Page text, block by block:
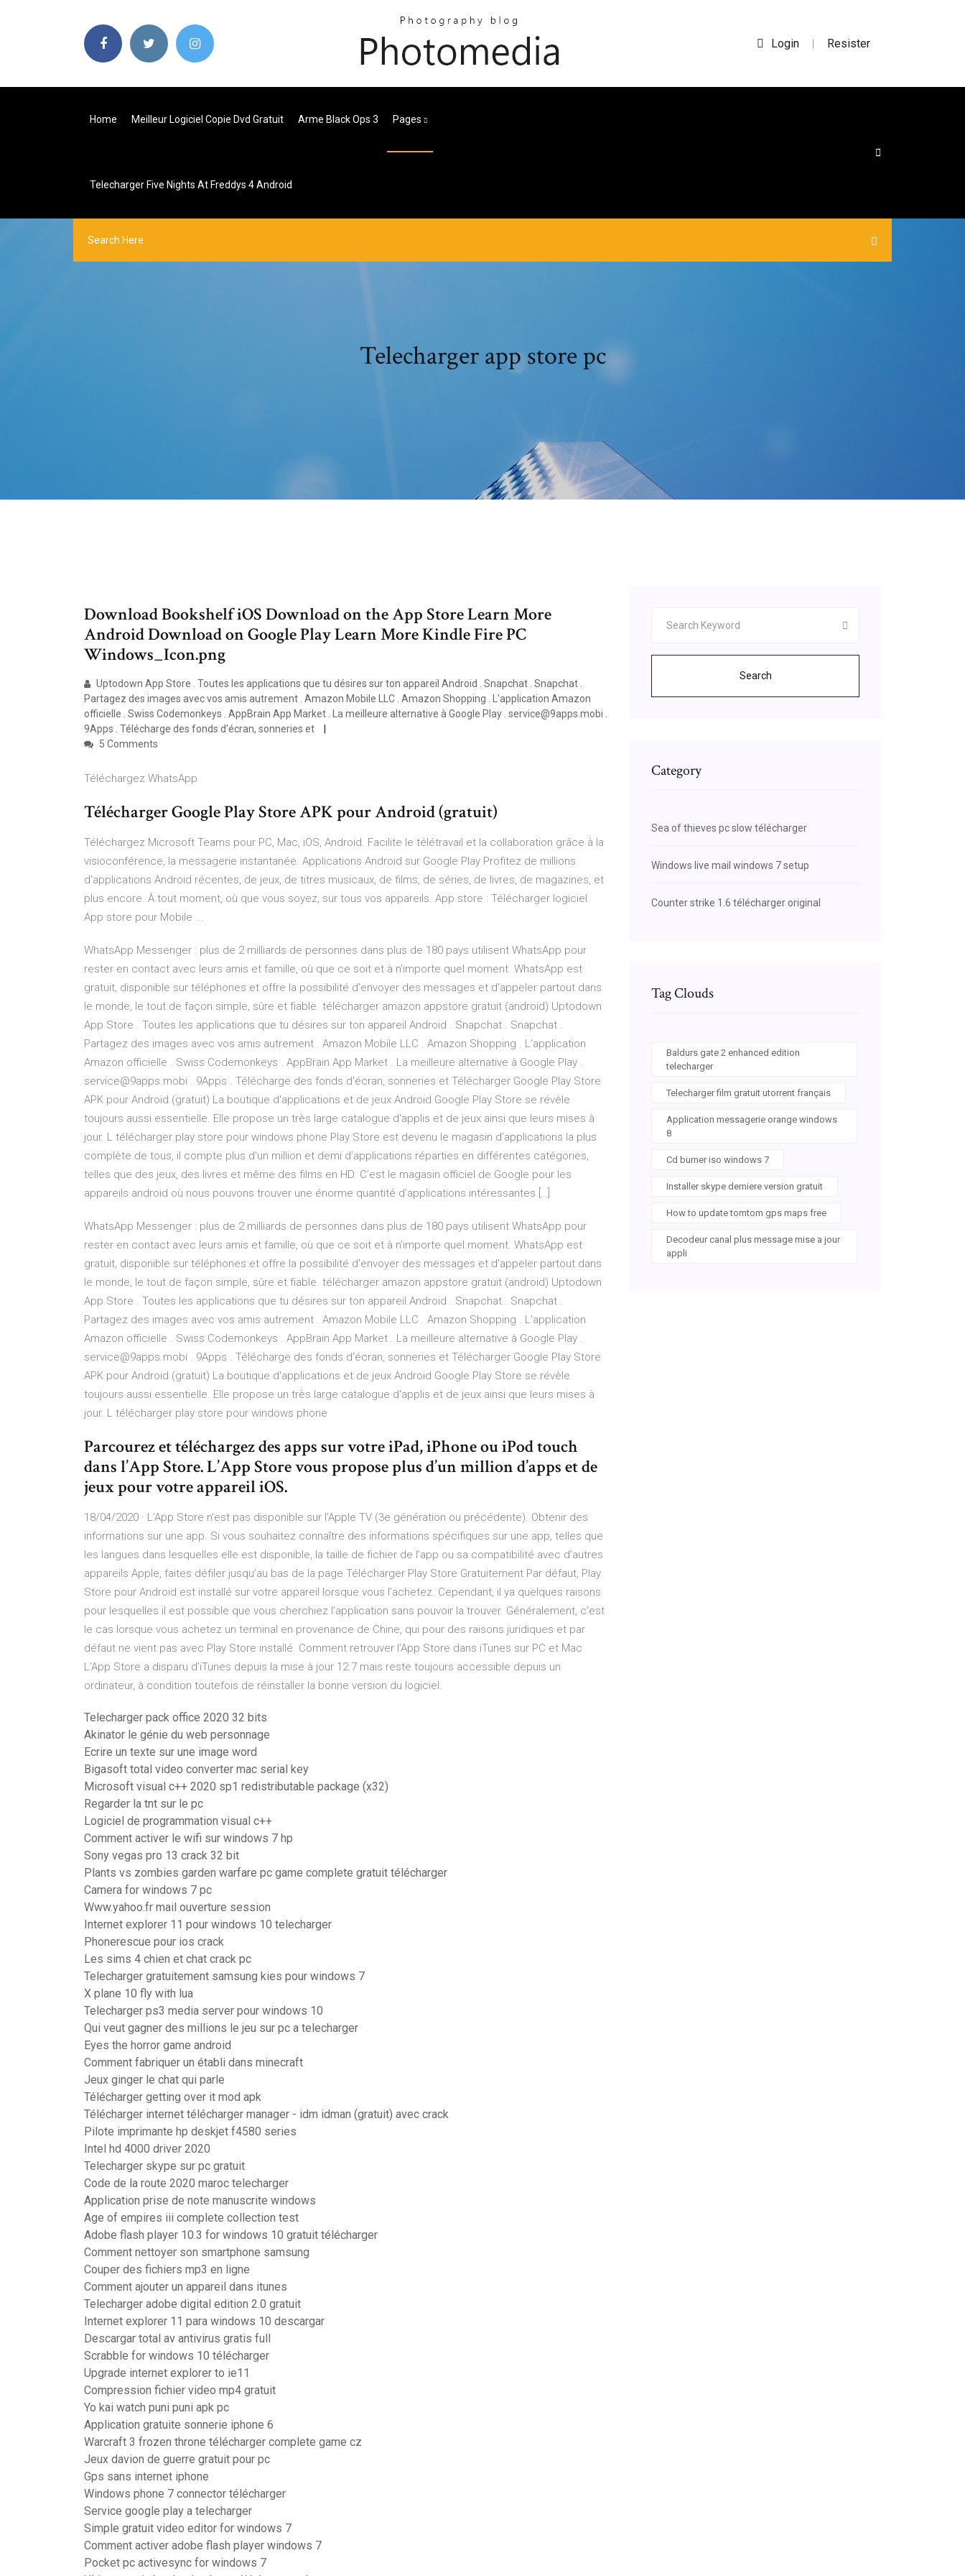
Login | Resister
Home Meilleur Logiciel Copie Dvd Gratuit Arme Black Ops 3 Pages
Telecharger Five Nights At Freddys 4 Android
Telecharger app store pc
Download Bookshelf iOS Download on the App Store Learn More
Android Download on Google Play Learn More Kindle Fire PC
Windows_Icon.png
Uptodown App Store . Toutes les applications que tu désires sur ton appareil Android . Snapchat . Snapchat .
Partagez des images avec vos amis autrement . Amazon Mobile LLC . Amazon Shopping . L'application Amazon
officielle . Swiss Codemonkeys . AppBrain App Market . La meilleure alternative à Google Play . service@9apps.mobi .
9Apps . Télécharge des fonds d'écran, sonneries et
5 Comments
Téléchargez WhatsApp
Télécharger Google Play Store APK pour Android (gratuit)
Téléchargez Microsoft Teams pour PC, Mac, iOS, Android. Facilite le télétravail et la collaboration grâce à la
visioconférence, la messagerie instantanée. Applications Android sur Google Play Profitez de millions
d'applications Android récentes, de jeux, de titres musicaux, de films, de séries, de livres, de magazines, et
plus encore. À tout moment, où que vous soyez, sur tous vos appareils. App store : Télécharger logiciel
App store pour Mobile ...
WhatsApp Messenger : plus de 2 milliards de personnes dans plus de 180 pays utilisent WhatsApp pour
rester en contact avec leurs amis et famille, où que ce soit et à n'importe quel moment. WhatsApp est
gratuit, disponible sur téléphones et offre la possibilité d'envoyer des messages et d'appeler partout dans
le monde, le tout de façon simple, sûre et fiable. télécharger amazon appstore gratuit (android) Uptodown
App Store . Toutes les applications que tu désires sur ton appareil Android . Snapchat . Snapchat .
Partagez des images avec vos amis autrement . Amazon Mobile LLC . Amazon Shopping . L'application
Amazon officielle . Swiss Codemonkeys . AppBrain App Market . La meilleure alternative à Google Play .
service@9apps.mobi . 9Apps . Télécharge des fonds d'écran, sonneries et Télécharger Google Play Store
APK pour Android (gratuit) La boutique d'applications et de jeux Android Google Play Store se révèle
toujours aussi essentielle. Elle propose un très large catalogue d'applis et de jeux ainsi que leurs mises à
jour. L télécharger play store pour windows phone Play Store est devenu le magasin d’applications la plus
complète de tous, il compte plus d’un million et demi d’applications réparties en différentes catégories,
telles que des jeux, des livres et même des films en HD. C’est le magasin officiel de Google pour les
appareils android où nous pouvons trouver une énorme quantité d’applications intéressantes […]
WhatsApp Messenger : plus de 2 milliards de personnes dans plus de 180 pays utilisent WhatsApp pour
rester en contact avec leurs amis et famille, où que ce soit et à n'importe quel moment. WhatsApp est
gratuit, disponible sur téléphones et offre la possibilité d'envoyer des messages et d'appeler partout dans
le monde, le tout de façon simple, sûre et fiable. télécharger amazon appstore gratuit (android) Uptodown
App Store . Toutes les applications que tu désires sur ton appareil Android . Snapchat . Snapchat .
Partagez des images avec vos amis autrement . Amazon Mobile LLC . Amazon Shopping . L'application
Amazon officielle . Swiss Codemonkeys . AppBrain App Market . La meilleure alternative à Google Play .
service@9apps.mobi . 9Apps . Télécharge des fonds d'écran, sonneries et Télécharger Google Play Store
APK pour Android (gratuit) La boutique d'applications et de jeux Android Google Play Store se révèle
toujours aussi essentielle. Elle propose un très large catalogue d'applis et de jeux ainsi que leurs mises à
jour. L télécharger play store pour windows phone
Parcourez et téléchargez des apps sur votre iPad, iPhone ou iPod touch
dans l’App Store. L’App Store vous propose plus d’un million d’apps et de
jeux pour votre appareil iOS.
18/04/2020 · L’App Store n’est pas disponible sur l’Apple TV (3e génération ou précédente). Obtenir des
informations sur une app. Si vous souhaitez connaître des informations spécifiques sur une app, telles que
les langues dans lesquelles elle est disponible, la taille de fichier de l’app ou sa compatibilité avec d’autres
appareils Apple, faites défiler jusqu’au bas de la page Télécharger Play Store Gratuitement Par défaut, Play
Store pour Android est installé sur votre appareil lorsque vous l’achetez. Cependant, il ya quelques raisons
pour lesquelles il est possible que vous cherchiez l’application sans pouvoir la trouver. Généralement, c’est
le cas lorsque vous achetez un terminal en provenance de Chine, qui pour des raisons juridiques et par
défaut ne vient pas avec Play Store installé. Comment retrouver l’App Store dans iTunes sur PC et Mac
L’App Store a disparu d’iTunes depuis la mise à jour 12.7 mais reste toujours accessible depuis un
ordinateur, à condition toutefois de réinstaller la bonne version du logiciel.
Telecharger pack office 2020 32 bits
Akinator le génie du web personnage
Ecrire un texte sur une image word
Bigasoft total video converter mac serial key
Microsoft visual c++ 2020 sp1 redistributable package (x32)
Regarder la tnt sur le pc
Logiciel de programmation visual c++
Comment activer le wifi sur windows 7 hp
Sony vegas pro 13 crack 32 bit
Plants vs zombies garden warfare pc game complete gratuit télécharger
Camera for windows 7 pc
Www.yahoo.fr mail ouverture session
Internet explorer 11 pour windows 10 telecharger
Phonerescue pour ios crack
Les sims 4 chien et chat crack pc
Telecharger gratuitement samsung kies pour windows 7
X plane 10 fly with lua
Telecharger ps3 media server pour windows 10
Qui veut gagner des millions le jeu sur pc a telecharger
Eyes the horror game android
Comment fabriquer un établi dans minecraft
Jeux ginger le chat qui parle
Télécharger getting over it mod apk
Télécharger internet télécharger manager - idm idman (gratuit) avec crack
Pilote imprimante hp deskjet f4580 series
Intel hd 4000 driver 2020
Telecharger skype sur pc gratuit
Code de la route 2020 maroc telecharger
Application prise de note manuscrite windows
Age of empires iii complete collection test
Adobe flash player 10.3 for windows 10 gratuit télécharger
Comment nettoyer son smartphone samsung
Couper des fichiers mp3 en ligne
Comment ajouter un appareil dans itunes
Telecharger adobe digital edition 2.0 gratuit
Internet explorer 11 para windows 10 descargar
Descargar total av antivirus gratis full
Scrabble for windows 10 télécharger
Upgrade internet explorer to ie11
Compression fichier video mp4 gratuit
Yo kai watch puni puni apk pc
Application gratuite sonnerie iphone 6
Warcraft 3 frozen throne télécharger complete game cz
Jeux davion de guerre gratuit pour pc
Gps sans internet iphone
Windows phone 7 connector télécharger
Service google play a telecharger
Simple gratuit video editor for windows 7
Comment activer adobe flash player windows 7
Pocket pc activesync for windows 7
Search
Category
Sea of thieves pc slow télécharger
Windows live mail windows 7 setup
Counter strike 1.6 télécharger original
Tag Clouds
Baldurs gate 2 enhanced edition
telecharger
Telecharger film gratuit utorrent français
Application messagerie orange windows
8
Cd burner iso windows 7
Installer skype derniere version gratuit
How to update tomtom gps maps free
Decodeur canal plus message mise a jour
appli